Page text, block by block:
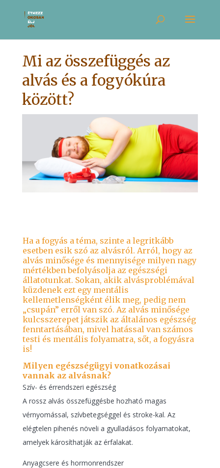
Mi az összefüggés az
alvás és a fogyókúra
között?
Ha a fogyás a téma, szinte a legritkább
esetben esik szó az alvásról. Arról, hogy az
alvás minősége és mennyisége milyen nagy
mértékben befolyásolja az egészségi
állatotunkat. Sokan, akik alvásproblémával
küzdenek ezt egy mentális
kellemetlenségként élik meg, pedig nem
„csupán” erről van szó. Az alvás minősége
kulcsszerepet játszik az általános egészség
fenntartásában, mivel hatással van számos
testi és mentális folyamatra, sőt, a fogyásra
is!
Milyen egészségügyi vonatkozásai
vannak az alvásnak?
Szív- és érrendszeri egészség
A rossz alvás összefüggésbe hozható magas
vérnyomással, szívbetegséggel és stroke-kal. Az
elégtelen pihenés növeli a gyulladásos folyamatokat,
amelyek károsíthatják az érfalakat.
Anyagcsere és hormonrendszer